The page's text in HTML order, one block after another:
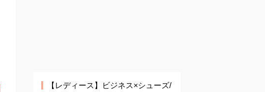
【レディース】
ビジネス×シューズ/